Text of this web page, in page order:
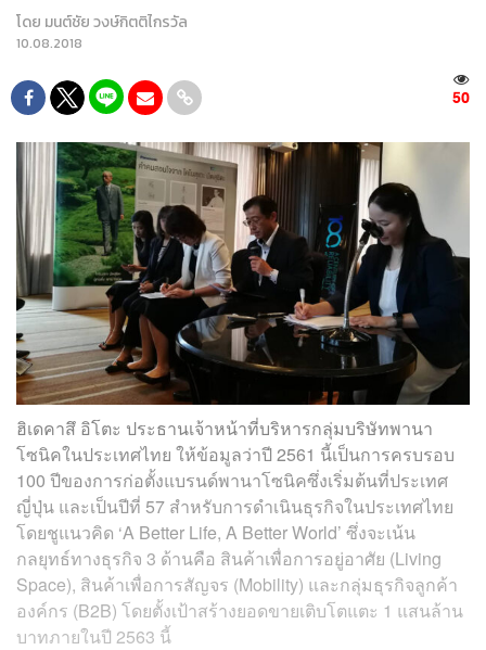
โดย มนต์ชัย วงษ์กิตติไกรวัล
10.08.2018
50
ฮิเดคาสึ อิโตะ ประธานเจ้าหน้าที่บริหารกลุ่มบริษัทพานา
โซนิคในประเทศไทย ให้ข้อมูลว่าปี 2561 นี้เป็นการครบรอบ
100 ปีของการก่อตั้งแบรนด์พานาโซนิคซึ่งเริ่มต้นที่ประเทศ
ญี่ปุ่น และเป็นปีที่ 57 สำหรับการดำเนินธุรกิจในประเทศไทย
โดยชูแนวคิด ‘A Better Life, A Better World’ ซึ่งจะเน้น
กลยุทธ์ทางธุรกิจ 3 ด้านคือ สินค้าเพื่อการอยู่อาศัย (Living
Space), สินค้าเพื่อการสัญจร (Mobility) และกลุ่มธุรกิจลูกค้า
องค์กร (B2B) โดยตั้งเป้าสร้างยอดขายเติบโตแตะ 1 แสนล้าน
บาทภายในปี 2563 นี้